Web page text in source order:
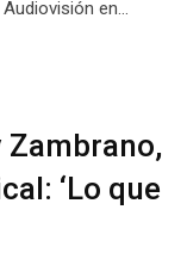
en…
‘Lo que